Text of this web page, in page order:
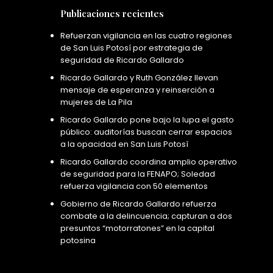
Publicaciones recientes
Refuerzan vigilancia en las cuatro regiones
de San Luis Potosí por estrategia de
seguridad de Ricardo Gallardo
Ricardo Gallardo y Ruth González llevan
mensaje de esperanza y reinserción a
mujeres de La Pila
Ricardo Gallardo pone bajo la lupa el gasto
público: auditorías buscan cerrar espacios
a la opacidad en San Luis Potosí
Ricardo Gallardo coordina amplio operativo
de seguridad para la FENAPO; Soledad
refuerza vigilancia con 50 elementos
Gobierno de Ricardo Gallardo refuerza
combate a la delincuencia; capturan a dos
presuntos “motorratones” en la capital
potosina